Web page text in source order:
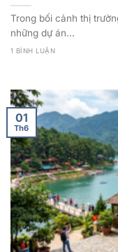
Trong bối cảnh thị
những dự án...
1 BÌNH LUẬN
01
Th6